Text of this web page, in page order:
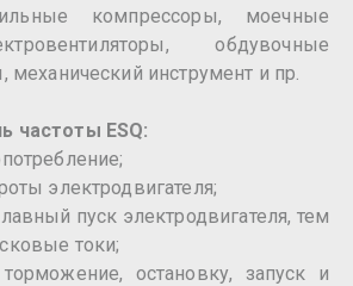
компрессоры, моечные
обдувочные
механический инструмент и пр.
частоты ESQ:
электродвигателя;
пуск электродвигателя, тем
токи;
остановку, запуск и